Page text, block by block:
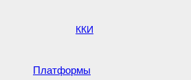
ККИ
Платформы